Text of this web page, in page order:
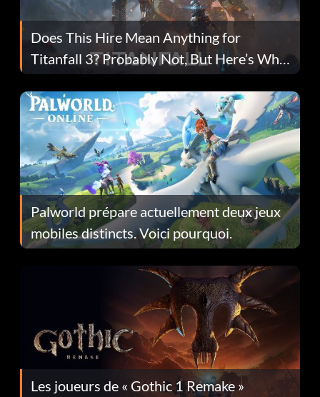
Does This Hire Mean Anything for
Titanfall 3? Probably Not, But Here’s Why
Fans Are Hopeful
Palworld prépare actuellement deux jeux
mobiles distincts. Voici pourquoi.
Les joueurs de « Gothic 1 Remake »